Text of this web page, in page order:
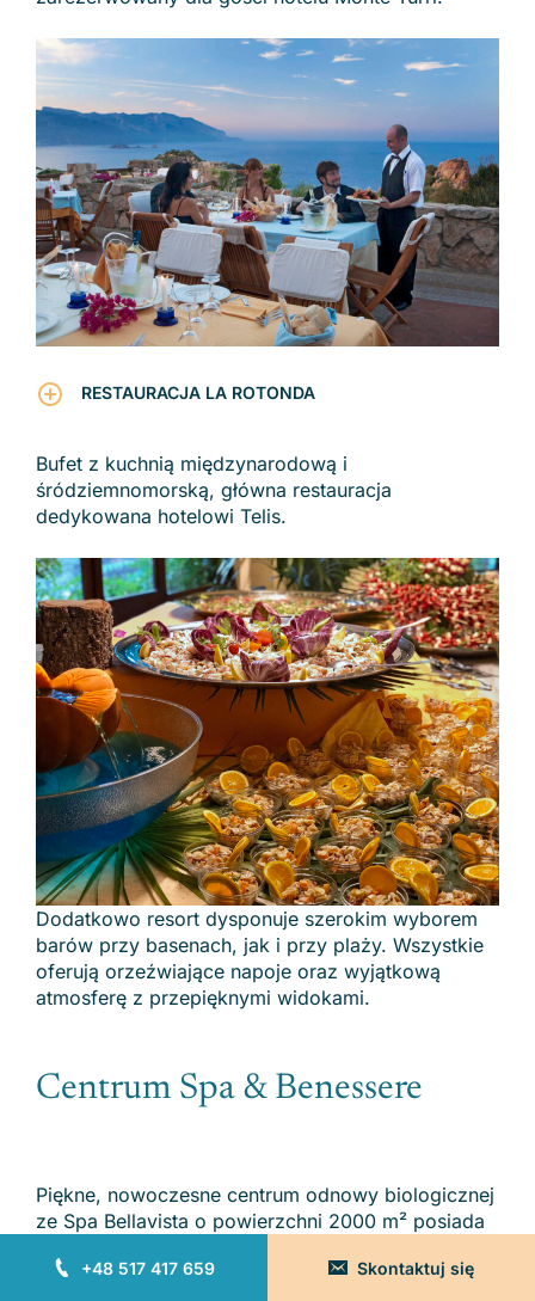
+48 517 417 659 Skontaktuj się
RESTAURACJA LA ROTONDA
Bufet z kuchnią międzynarodową i
śródziemnomorską, główna restauracja
dedykowana hotelowi Telis.
Dodatkowo resort dysponuje szerokim wyborem
barów przy basenach, jak i przy plaży. Wszystkie
oferują orzeźwiające napoje oraz wyjątkową
atmosferę z przepięknymi widokami.
Centrum Spa & Benessere
Piękne, nowoczesne centrum odnowy biologicznej
ze Spa Bellavista o powierzchni 2000 m² posiada
Centrum znajduje się w samym sercu resortu